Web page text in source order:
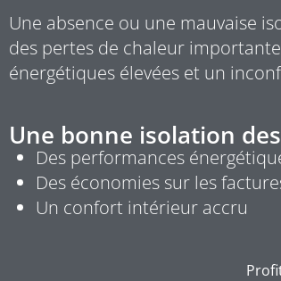
Une absence ou une mauvaise
des pertes de chaleur
énergétiques élevées et un
Une bonne isolation des
Des performances
Des économies sur les
Un confort intérieur accru